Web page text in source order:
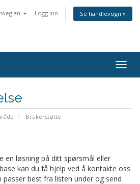
Logg inn Se handlevogn »
Brukerstøtte
en løsning på ditt spørsmål eller
kan du få hjelp ved å kontakte oss.
passer best fra listen under og send